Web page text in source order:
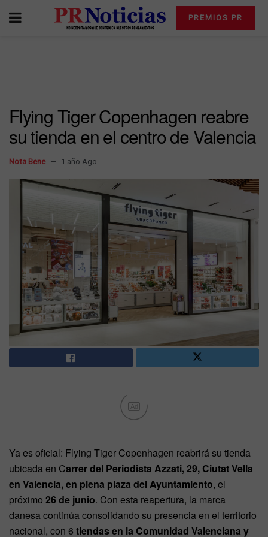
PREMIOS PR
Flying Tiger Copenhagen reabre
su tienda en el centro de Valencia
Nota Bene 1 año Ago
Ad
Ya es oficial: Flying Tiger Copenhagen reabrirá su tienda
ubicada en Carrer del Periodista Azzati, 29, Ciutat Vella
en Valencia, en plena plaza del Ayuntamiento, el
próximo 26 de junio. Con esta reapertura, la marca
danesa continúa consolidando su presencia en el territorio
nacional, con 6 tiendas en la Comunidad Valenciana y